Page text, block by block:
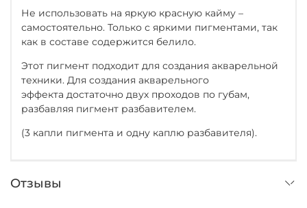
Не использовать на яркую красную кайму –
самостоятельно. Только с яркими пигментами, так
как в составе содержится белило.
Этот пигмент подходит для создания акварельной
техники. Для создания акварельного
эффекта достаточно двух проходов по губам,
разбавляя пигмент разбавителем.
(3 капли пигмента и одну каплю разбавителя).
Отзывы